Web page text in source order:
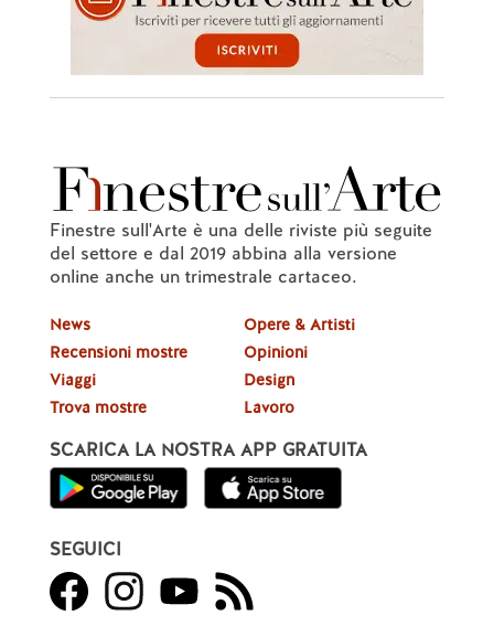
Finestre sull'Arte è una delle riviste più seguite
del settore e dal 2019 abbina alla versione
online anche un trimestrale cartaceo.
News
Recensioni mostre
Viaggi
Trova mostre
Opere & Artisti
Opinioni
Design
Lavoro
SCARICA LA NOSTRA APP GRATUITA
SEGUICI